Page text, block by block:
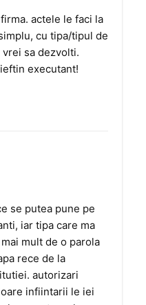
actele le faci la
cu tipa/tipul de
sa dezvolti.
executant!
se putea pune pe
iar tipa care ma
mult de o parola
rece de la
autorizari
infiintarii le iei